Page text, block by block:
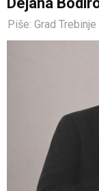
Piše: Grad Trebinje